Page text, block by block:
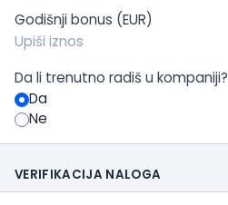
Godišnji bonus (EUR)
Da li trenutno radiš u kompaniji?
Da
Ne
VERIFIKACIJA NALOGA